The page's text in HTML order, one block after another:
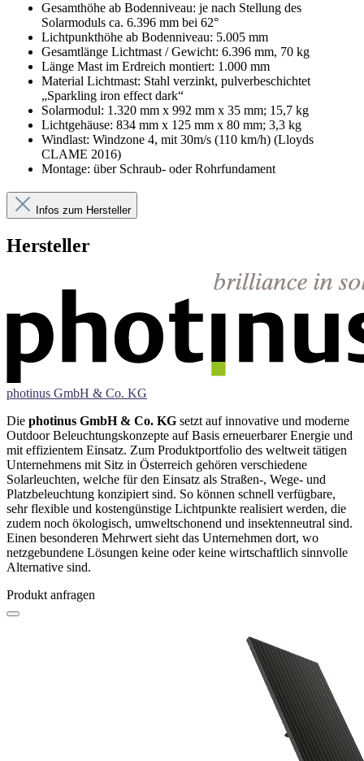
Gesamthöhe ab Bodenniveau: je nach Stellung des
Solarmoduls ca. 6.396 mm bei 62°
Lichtpunkthöhe ab Bodenniveau: 5.005 mm
Gesamtlänge Lichtmast / Gewicht: 6.396 mm, 70 kg
Länge Mast im Erdreich montiert: 1.000 mm
Material Lichtmast: Stahl verzinkt, pulverbeschichtet
„Sparkling iron effect dark“
Solarmodul: 1.320 mm x 992 mm x 35 mm; 15,7 kg
Lichtgehäuse: 834 mm x 125 mm x 80 mm; 3,3 kg
Windlast: Windzone 4, mit 30m/s (110 km/h) (Lloyds
CLAME 2016)
Montage: über Schraub- oder Rohrfundament
Infos zum Hersteller
Hersteller
photinus GmbH & Co. KG
Die photinus GmbH & Co. KG setzt auf innovative und moderne
Outdoor Beleuchtungskonzepte auf Basis erneuerbarer Energie und
mit effizientem Einsatz. Zum Produktportfolio des weltweit tätigen
Unternehmens mit Sitz in Österreich gehören verschiedene
Solarleuchten, welche für den Einsatz als Straßen-, Wege- und
Platzbeleuchtung konzipiert sind. So können schnell verfügbare,
sehr flexible und kostengünstige Lichtpunkte realisiert werden, die
zudem noch ökologisch, umweltschonend und insektenneutral sind.
Einen besonderen Mehrwert sieht das Unternehmen dort, wo
netzgebundene Lösungen keine oder keine wirtschaftlich sinnvolle
Alternative sind.
Produkt anfragen